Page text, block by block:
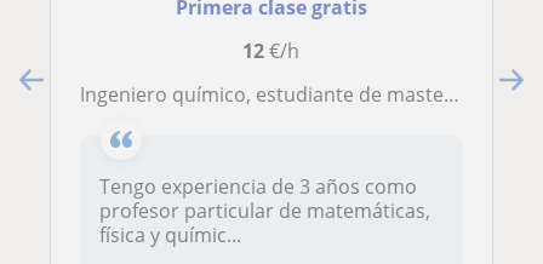
Primera clase gratis
12€/h
Ingeniero químico, estudiante de master imparte clases de química, matemáticas y física
Tengo experiencia de 3 años como
profesor particular de matemáticas,
física y químic...